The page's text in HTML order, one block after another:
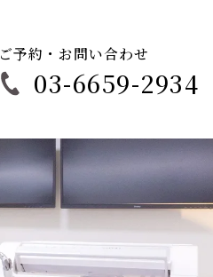
ご予約・お問い合わせ
03-6659-2934